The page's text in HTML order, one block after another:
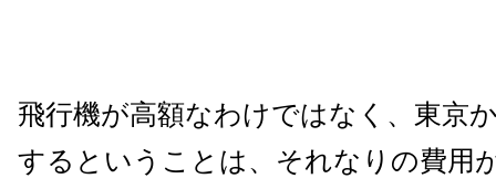
飛行機が高額なわけではなく、東京
するということは、それなりの費用